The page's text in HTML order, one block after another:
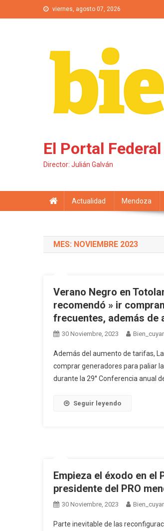
Saltar al contenidoviernes, agosto 07, 2026
El Portal
Director: Julián Galván
Actualidad Mendoza
MES: NOVIEMBRE 2023
Verano Negro en
recomendó » ir
frecuentes, además de
30 Noviembre, 2023
Además del aumento de tarifas,
comprar generadores para paliar
durante la 29° Conferencia anual
Seguir leyendo
Empieza el éxodo en el
presidente del PRO
30 Noviembre, 2023
Parte inevitable de las